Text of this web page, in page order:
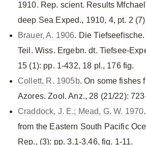
1910. Rep. scient. Results
deep Sea Exped., 1910, 4, pt. 2
Brauer, A. 1906. Die
Teil. Wiss. Ergebn. dt. Tiefsee-
15 (1): pp. 1-432, 18 pl., 176 fig.
Collett, R. 1905b. On some fishes
Azores. Zool. Anz., 28 (21/22):
Craddock, J. E.; Mead, G. W. 1970
from the Eastern South Pacific
Rep., (3): pp. 3.1-3.46, fig. 1-11.